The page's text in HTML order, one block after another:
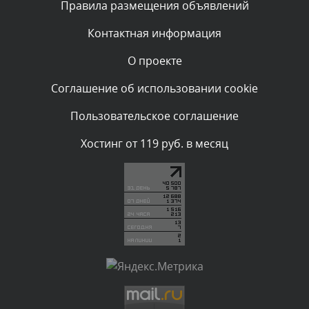
администратором.
Комментарий проверяется
администратором.
Комментарий проверяется
Текст комментария будет виден после проверки
Комментарий проверяется
Текст комментария будет виден после проверки
администратором.
Правила размещения объявлений
Контактная информация
О проекте
Соглашение об использовании cookie
Пользовательское соглашение
Хостинг от 119 руб. в месяц